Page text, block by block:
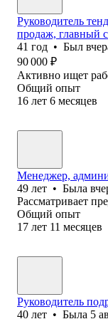
Руководитель
продаж, главный
41 год • Был
90 000 ₽
Активно ищет
Общий опыт
16 лет 6 месяцев
Менеджер,
49 лет • Была
Рассматривает
Общий опыт
17 лет 11 месяцев
Руководитель
40 лет • Была 5